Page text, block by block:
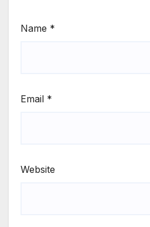
Name *
Email *
Website